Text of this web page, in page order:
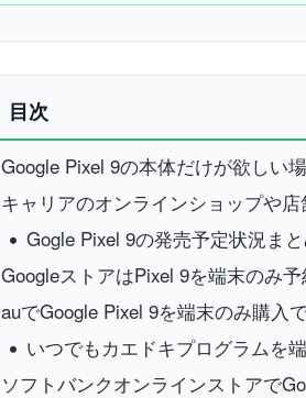
目次
Google Pixel 9の本体だけが欲しい
キャリアのオンラインショップや
Gogle Pixel 9の発売予定状況ま
GoogleストアはPixel 9を端末のみ
auでGoogle Pixel 9を端末のみ購入
いつでもカエドキプログラムを
ソフトバンクオンラインストアで